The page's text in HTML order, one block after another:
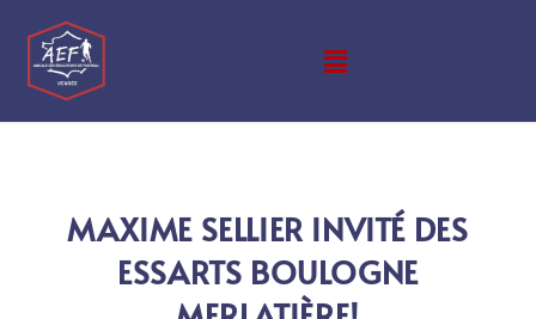
MAXIME SELLIER INVITÉ DES
ESSARTS BOULOGNE